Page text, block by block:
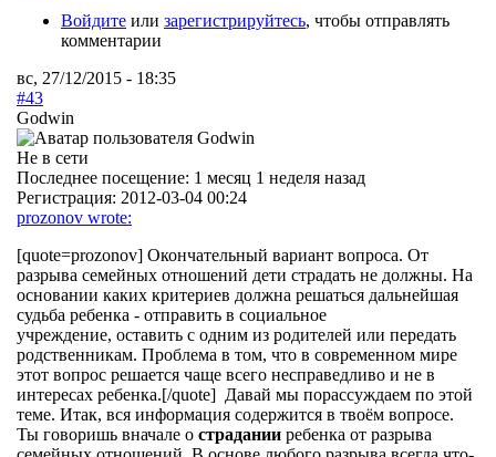
Войдите или зарегистрируйтесь, чтобы отправлять
комментарии
вс, 27/12/2015 - 18:35
#43
Godwin
Не в сети
Последнее посещение: 1 месяц 1 неделя назад
Регистрация: 2012-03-04 00:24
prozonov wrote:
[quote=prozonov] Окончательный вариант вопроса. От
разрыва семейных отношений дети страдать не должны. На
основании каких критериев должна решаться дальнейшая
судьба ребенка - отправить в социальное
учреждение, оставить с одним из родителей или передать
родственникам. Проблема в том, что в современном мире
этот вопрос решается чаще всего несправедливо и не в
интересах ребенка.[/quote] Давай мы порассуждаем по этой
теме. Итак, вся информация содержится в твоём вопросе.
Ты говоришь вначале о страдании ребенка от разрыва